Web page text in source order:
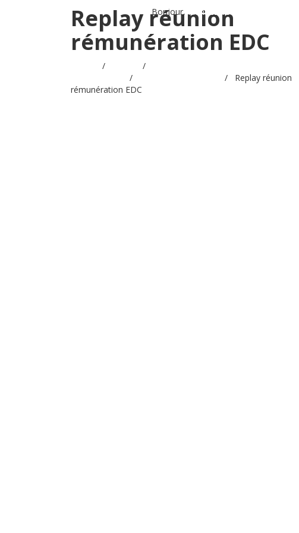
Bonjour, Identifiez-vous
Replay réunion
rémunération EDC
/ /
/ / Replay réunion
rémunération EDC